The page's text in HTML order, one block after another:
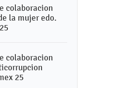
colaboracion
la mujer edo.
colaboracion
25